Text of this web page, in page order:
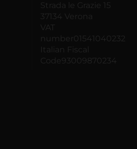
Strada le Grazie 15
37134 Verona
VAT
number01541040232
Italian Fiscal
Code93009870234